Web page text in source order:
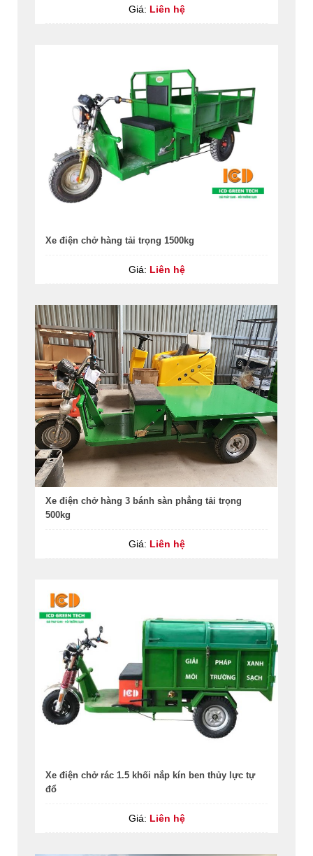
Giá: Liên hệ
Xe điện chở hàng tải trọng 1500kg
Giá: Liên hệ
Xe điện chở hàng 3 bánh sàn phẳng tải trọng
500kg
Giá: Liên hệ
Xe điện chở rác 1.5 khối nắp kín ben thủy lực tự
đổ
Giá: Liên hệ